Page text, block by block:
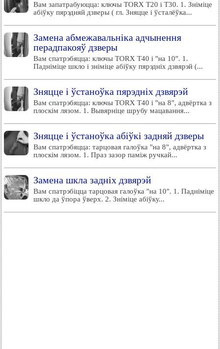
Вам запатрабуюцца: ключы TORX T20 і Т30. 1. Зніміце
абіўку пярэдняй дзверы ( гл. Зняцце і ўсталёўка...
Замена абмежавальніка адчынення
перадпакояў дзверы
Вам спатрэбяцца: ключы TORX T40 і "на 10". 1.
Падніміце шкло і зніміце абіўку пярэдніх дзвярэй (...
Зняцце і ўстаноўка пярэдніх дзвярэй
Вам спатрэбяцца: ключы TORX T40 і "на 8", адвёртка з
плоскім лязом. 1. Вывярніце шрубу мацавання...
Зняцце і ўстаноўка абіўкі задняй дзверы
Вам спатрэбяцца: тарцовая галоўка "на 8", адвёртка з
плоскім лязом. 1. Праз зазор паміж ручкай...
Замена шкла задніх дзвярэй
Вам спатрэбіцца тарцовая галоўка "на 10". 1. Падніміце
шкло да ўпора ўверх. 2. Зніміце абіўку...